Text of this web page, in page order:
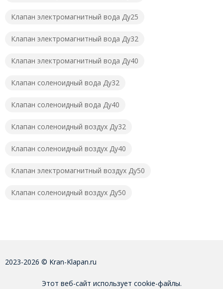
Клапан электромагнитный вода Ду25
Клапан электромагнитный вода Ду32
Клапан электромагнитный вода Ду40
Клапан соленоидный вода Ду32
Клапан соленоидный вода Ду40
Клапан соленоидный воздух Ду32
Клапан соленоидный воздух Ду40
Клапан электромагнитный воздух Ду50
Клапан соленоидный воздух Ду50
2023-2026 © Kran-Klapan.ru
Этот веб-сайт использует cookie-файлы.